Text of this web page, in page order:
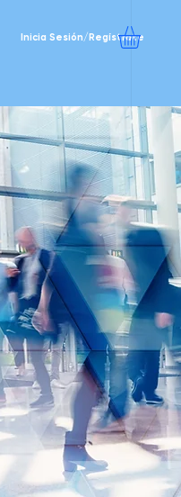
Inicia Sesión/Regístrate